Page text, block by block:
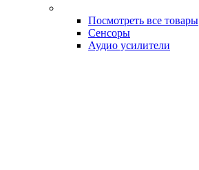
Посмотреть все товары
Сенсоры
Аудио усилители